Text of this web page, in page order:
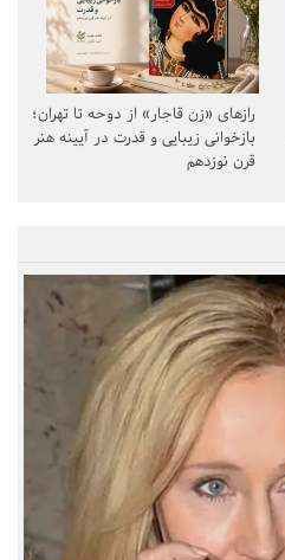
رازهای «زن قاجار» از دوحه تا تهران؛
بازخوانی زیبایی و قدرت در آیینه هنر
قرن نوزدهم